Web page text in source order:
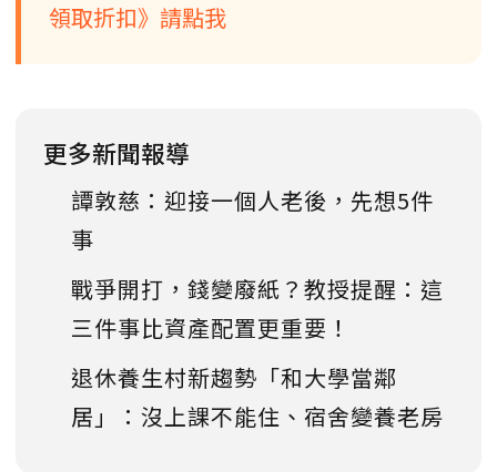
領取折扣》請點我
更多新聞報導
譚敦慈：迎接一個人老後，先想5件
事
戰爭開打，錢變廢紙？教授提醒：這
三件事比資產配置更重要！
退休養生村新趨勢「和大學當鄰
居」：沒上課不能住、宿舍變養老房